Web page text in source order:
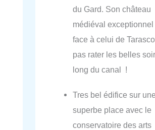
du Gard. Son château
médiéval exceptionnel
face à celui de
pas rater les belles
long du canal !
Tres bel édifice sur une
superbe place avec le
conservatoire des arts